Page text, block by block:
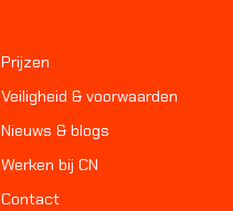
Prijzen
Veiligheid & voorwaarden
Nieuws & blogs
Werken bij CN
Contact